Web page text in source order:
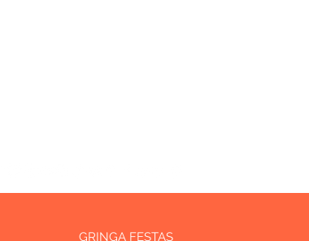
GRINGA FESTAS